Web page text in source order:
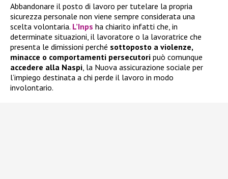
Abbandonare il posto di lavoro per tutelare la propria
sicurezza personale non viene sempre considerata una
scelta volontaria. L’Inps ha chiarito infatti che, in
determinate situazioni, il lavoratore o la lavoratrice che
presenta le dimissioni perché sottoposto a violenze,
minacce o comportamenti persecutori può comunque
accedere alla Naspi , la Nuova assicurazione sociale per
l’impiego destinata a chi perde il lavoro in modo
involontario.